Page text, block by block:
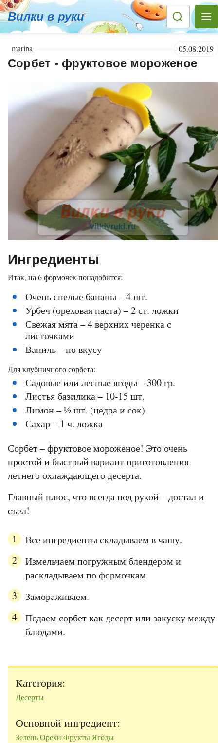
Вилки в руки
marina 05.08.2019
Сорбет - фруктовое мороженое
Ингредиенты
Итак, на 6 формочек понадобится:
Очень спелые бананы – 4 шт.
Урбеч (ореховая паста) – 2 ст. ложки
Свежая мята – 4 верхних черенка с
листочками
Ваниль – по вкусу
Для клубничного сорбета:
Садовые или лесные ягоды – 300 гр.
Листья базилика – 10-15 шт.
Лимон – ½ шт. (цедра и сок)
Сахар – 1 ч. ложка
Сорбет – фруктовое мороженое! Это очень
простой и быстрый вариант приготовления
летнего охлаждающего десерта.
Главный плюс, что всегда под рукой – достал и
съел!
Все ингредиенты складываем в чашу.
Измельчаем погружным блендером и
раскладываем по формочкам
Замораживаем.
Подаем сорбет как десерт или закуску между
блюдами.
Категория:
Десерты
Основной ингредиент:
ЗеленьОрехи ФруктыЯгоды